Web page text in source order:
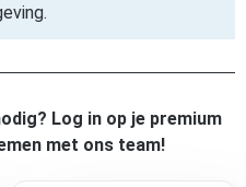
Log in op je premium
met ons team!